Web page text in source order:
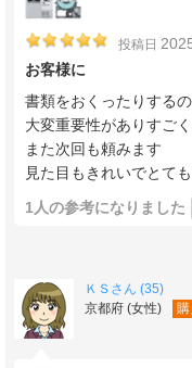
投稿日
お客様に
書類をおくったりする
大変重要性がありすご
また次回も頼みます
見た目もきれいでとて
1人の参考になりました
ＫＳさん (35)
京都府 (女性)